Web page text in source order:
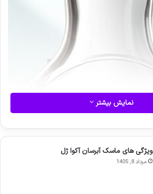
نمایش بیشتر
ویژگی های ماسک آبرسان آکوا ژل
مرداد 8, 1405